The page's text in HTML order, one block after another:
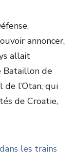
annoncer,
allait
Bataillon de
l’Otan, qui
de Croatie,
les trains